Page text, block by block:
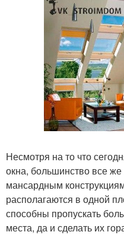
Несмотря на то что
окна, большинство все же
мансардным
располагаются в одной
способны пропускать
места, да и сделать их